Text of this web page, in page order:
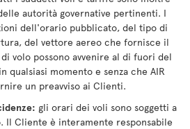
autorità governative pertinenti. I
dell'orario pubblicato, del tipo di
del vettore aereo che fornisce il
volo possono avvenire al di fuori del
qualsiasi momento e senza che AIR
un preavviso ai Clienti.
gli orari dei voli sono soggetti a
Il Cliente è interamente responsabile